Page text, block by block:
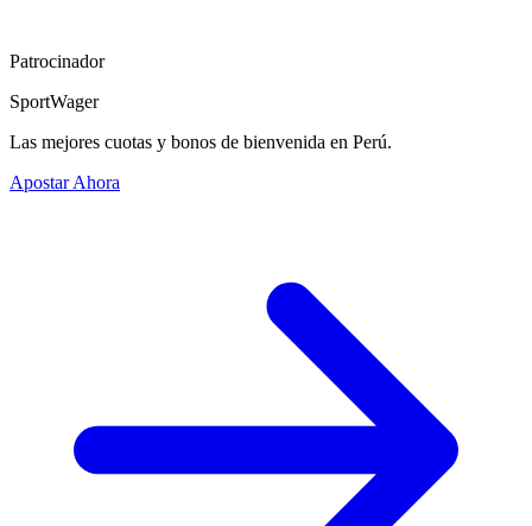
Patrocinador
SportWager
Las mejores cuotas y bonos de bienvenida en Perú.
Apostar Ahora